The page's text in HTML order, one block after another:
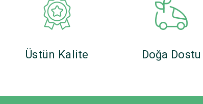
Üstün Kalite Doğa Dostu